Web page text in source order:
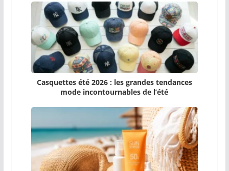
Casquettes été 2026 : les grandes tendances
mode incontournables de l’été